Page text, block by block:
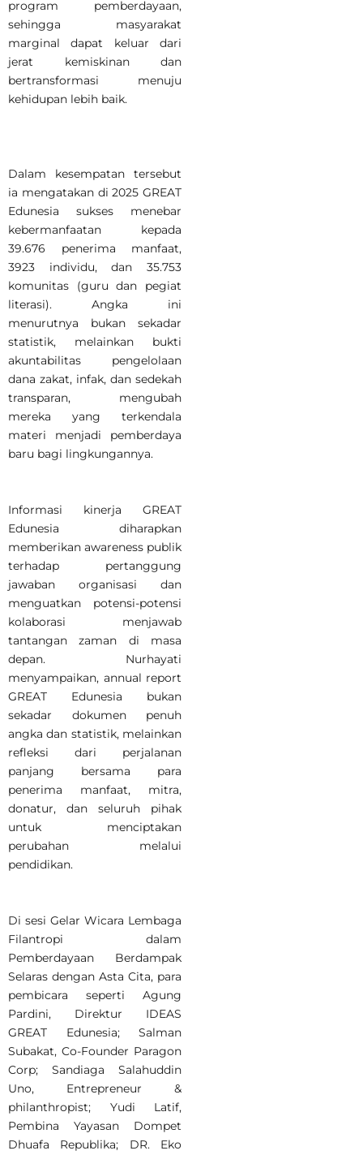
program pemberdayaan,
sehingga masyarakat
marginal dapat keluar dari
jerat kemiskinan dan
bertransformasi menuju
kehidupan lebih baik.
Dalam kesempatan tersebut
ia mengatakan di 2025 GREAT
Edunesia sukses menebar
kebermanfaatan kepada
39.676 penerima manfaat,
3923 individu, dan 35.753
komunitas (guru dan pegiat
literasi). Angka ini
menurutnya bukan sekadar
statistik, melainkan bukti
akuntabilitas pengelolaan
dana zakat, infak, dan sedekah
transparan, mengubah
mereka yang terkendala
materi menjadi pemberdaya
baru bagi lingkungannya.
Informasi kinerja GREAT
Edunesia diharapkan
memberikan awareness publik
terhadap pertanggung
jawaban organisasi dan
menguatkan potensi-potensi
kolaborasi menjawab
tantangan zaman di masa
depan. Nurhayati
menyampaikan, annual report
GREAT Edunesia bukan
sekadar dokumen penuh
angka dan statistik, melainkan
refleksi dari perjalanan
panjang bersama para
penerima manfaat, mitra,
donatur, dan seluruh pihak
untuk menciptakan
perubahan melalui
pendidikan.
Di sesi Gelar Wicara Lembaga
Filantropi dalam
Pemberdayaan Berdampak
Selaras dengan Asta Cita, para
pembicara seperti Agung
Pardini, Direktur IDEAS
GREAT Edunesia; Salman
Subakat, Co-Founder Paragon
Corp; Sandiaga Salahuddin
Uno, Entrepreneur &
philanthropist; Yudi Latif,
Pembina Yayasan Dompet
Dhuafa Republika; DR. Eko